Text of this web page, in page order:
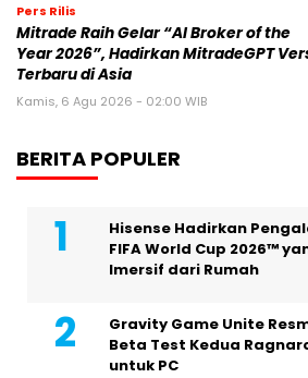
Pers Rilis
Mitrade Raih Gelar “AI Broker of the
Year 2026”, Hadirkan MitradeGPT
Terbaru di Asia
Kamis, 6 Agu 2026 - 02:00 WIB
BERITA POPULER
Hisense Hadirkan
FIFA World Cup 2026™
Imersif dari Rumah
Gravity Game Unite
Beta Test Kedua
untuk PC